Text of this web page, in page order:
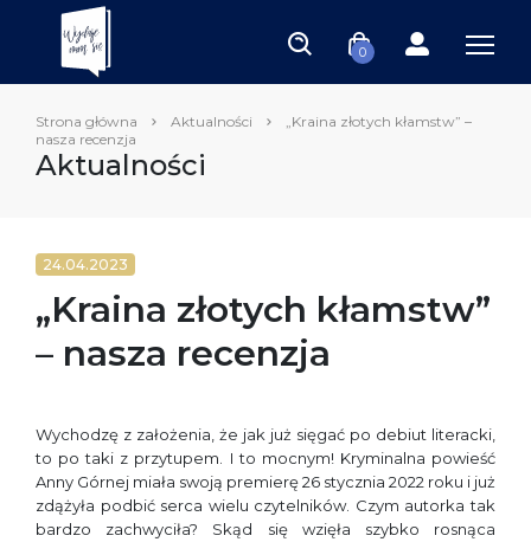
0
Strona główna Aktualności
„Kraina złotych kłamstw” –
nasza recenzja
Aktualności
24.04.2023
„Kraina złotych kłamstw”
– nasza recenzja
Wychodzę z założenia, że jak już sięgać po debiut literacki,
to po taki z przytupem. I to mocnym! Kryminalna powieść
Anny Górnej miała swoją premierę 26 stycznia 2022 roku i już
zdążyła podbić serca wielu czytelników. Czym autorka tak
bardzo zachwyciła? Skąd się wzięła szybko rosnąca